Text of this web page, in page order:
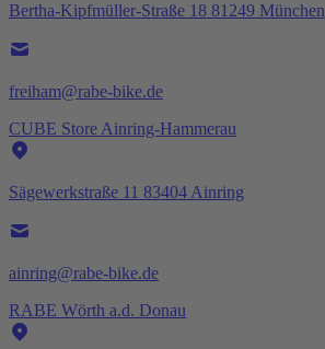
Bertha-Kipfmüller-Straße 18 81249 München
freiham@rabe-bike.de
CUBE Store Ainring-Hammerau
Sägewerkstraße 11 83404 Ainring
ainring@rabe-bike.de
RABE Wörth a.d. Donau